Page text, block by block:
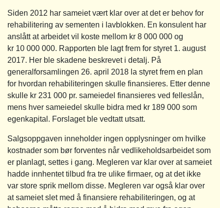
Siden 2012 har sameiet vært klar over at det er behov for
rehabilitering av sementen i lavblokken. En konsulent har
anslått at arbeidet vil koste mellom kr 8 000 000 og
kr 10 000 000. Rapporten ble lagt frem for styret 1. august
2017. Her ble skadene beskrevet i detalj. På
generalforsamlingen 26. april 2018 la styret frem en plan
for hvordan rehabiliteringen skulle finansieres. Etter denne
skulle kr 231 000 pr. sameiedel finansieres ved felleslån,
mens hver sameiedel skulle bidra med kr 189 000 som
egenkapital. Forslaget ble vedtatt utsatt.
Salgsoppgaven inneholder ingen opplysninger om hvilke
kostnader som bør forventes når vedlikeholdsarbeidet som
er planlagt, settes i gang. Megleren var klar over at sameiet
hadde innhentet tilbud fra tre ulike firmaer, og at det ikke
var store sprik mellom disse. Megleren var også klar over
at sameiet slet med å finansiere rehabiliteringen, og at